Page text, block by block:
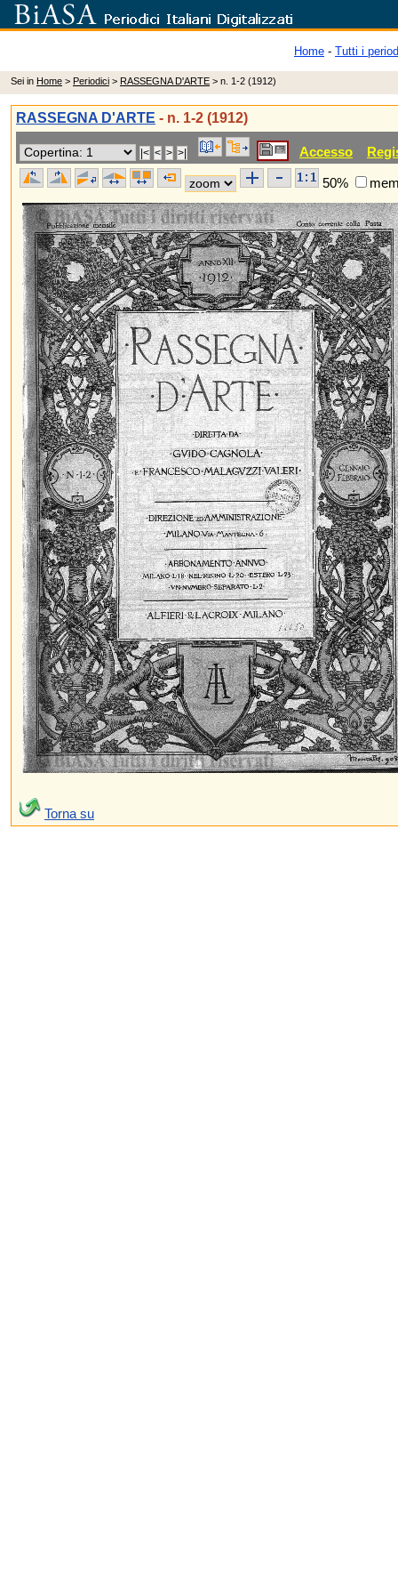
Home - Tutti i
Sei in Home > Periodici > RASSEGNA D'ARTE > n. 1-2 (1912)
RASSEGNA D'ARTE - n. 1-2 (1912)
Accesso
50%
Torna su